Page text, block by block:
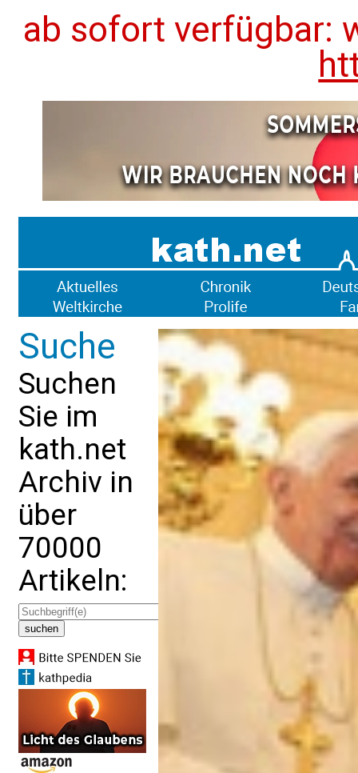
ab sofort verfügbar:
Suche
Suchen
Sie im
kath.net
Archiv in
über
70000
Artikeln: